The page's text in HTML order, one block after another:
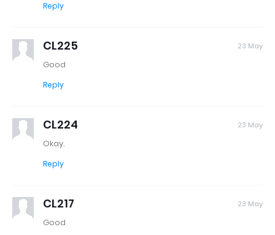
Reply
CL225 23 May
Good
Reply
CL224 23 May
Okay.
Reply
CL217 23 May
Good